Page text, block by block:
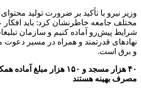
وزیر نیرو با تأکید بر ضرورت تولید
مختلف جامعه خاطرنشان کرد: باید افکار
شرایط پیش‌رو آماده کنیم و سازمان
نهادهای قدرتمند و همراه در مسیر
و برق است.
۴۰ هزار مسجد و ۱۵۰ هزار
مصرف بهینه هستند